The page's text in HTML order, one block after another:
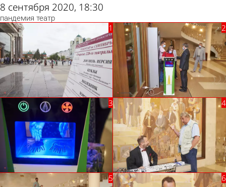
8 сентября 2020, 18:30
пандемия театр